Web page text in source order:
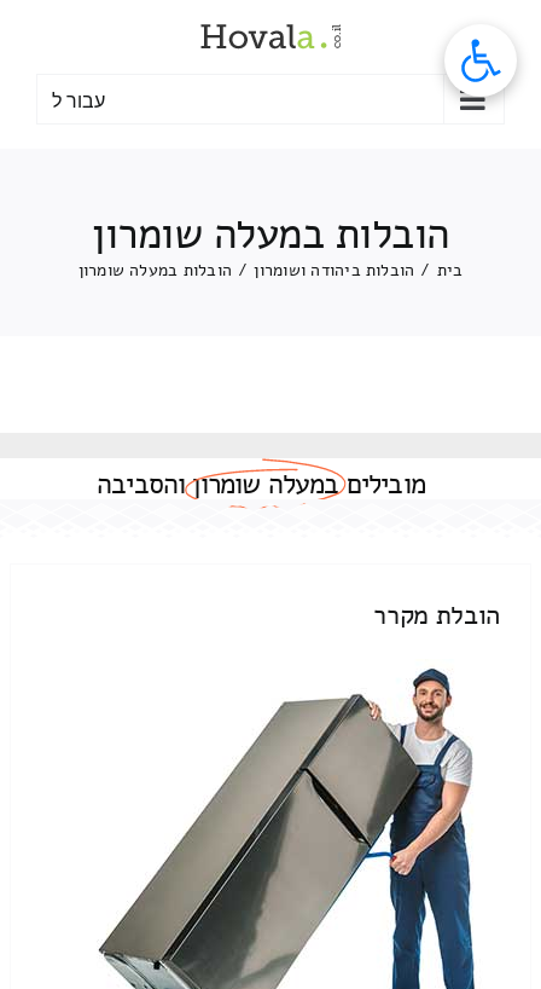
עבור ל
הובלות במעלה שומרון
בית / הובלות ביהודה ושומרון / הובלות במעלה שומרון
מוביליםבמעלה שומרוןוהסביבה
הובלת מקרר